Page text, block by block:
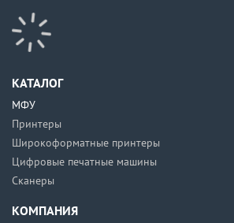
КАТАЛОГ
МФУ
Принтеры
Широкоформатные принтеры
Цифровые печатные машины
Сканеры
КОМПАНИЯ